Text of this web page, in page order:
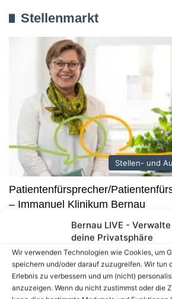
Bernau LIVE - Verwalte
deine Privatsphäre
Wir verwenden Technologien wie Cookies, um
speichern und/oder darauf zuzugreifen. Wir tun
Erlebnis zu verbessern und um (nicht)
anzuzeigen. Wenn du nicht zustimmst oder die
Stellenmarkt
Stellen- und
Patientenfürsprecher/
– Immanuel Klinikum Bernau
Patientenfürsprecher/
im Immanuel Klinikum Bernau
gesucht. Das Immanuel Klinikum Bernau
Brandenburg ist Hochschulklinikum der…
Bernau – Lobetal: